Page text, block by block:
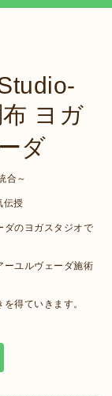
ヨガ
ダ
合～
伝授
ダのヨガスタジオで
ーユルヴェーダ施術
得ていきます。